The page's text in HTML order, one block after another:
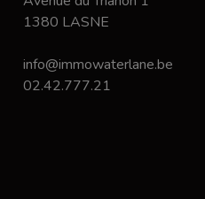
1380 LASNE
info@immowaterlane.be
02.42.777.21